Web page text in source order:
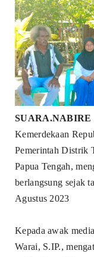
SUARA.NABIRE
Kemerdekaan
Pemerintah Distrik
Papua Tengah,
berlangsung sejak
Agustus 2023
Kepada awak
Warai, S.IP.,